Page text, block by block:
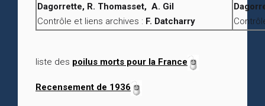
Dagorrette, R. Thomasset, A. Gil
Contrôle et liens archives : F. Datcharry
liste des poilus morts pour la France
Recensement de 1936